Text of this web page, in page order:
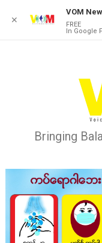
Bringing
✕
VOM
FREE
In Google